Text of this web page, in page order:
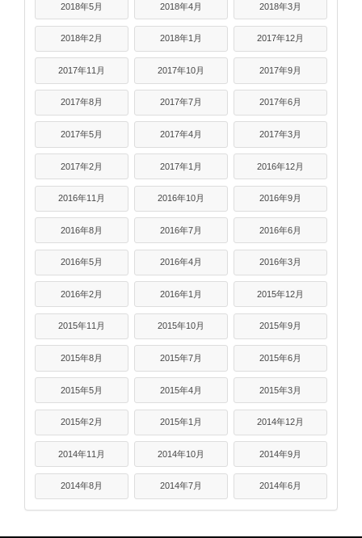
2018年5月 2018年4月 2018年3月
2018年2月 2018年1月 2017年12月
2017年11月 2017年10月 2017年9月
2017年8月 2017年7月 2017年6月
2017年5月 2017年4月 2017年3月
2017年2月 2017年1月 2016年12月
2016年11月 2016年10月 2016年9月
2016年8月 2016年7月 2016年6月
2016年5月 2016年4月 2016年3月
2016年2月 2016年1月 2015年12月
2015年11月 2015年10月 2015年9月
2015年8月 2015年7月 2015年6月
2015年5月 2015年4月 2015年3月
2015年2月 2015年1月 2014年12月
2014年11月 2014年10月 2014年9月
2014年8月 2014年7月 2014年6月